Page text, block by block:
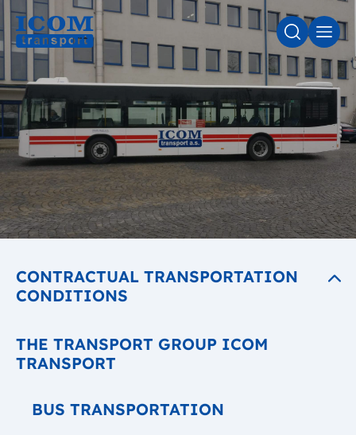
SEARCH
THE TRANSPORT GROUP ICOM
TRANSPORT
BUS TRANSPORTATION
CONTRACTUAL TRANSPORTATION
CONDITIONS